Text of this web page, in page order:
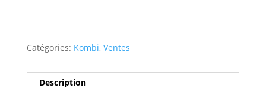
Catégories: Kombi, Ventes
Description